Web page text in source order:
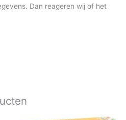
Dan reageren wij of het